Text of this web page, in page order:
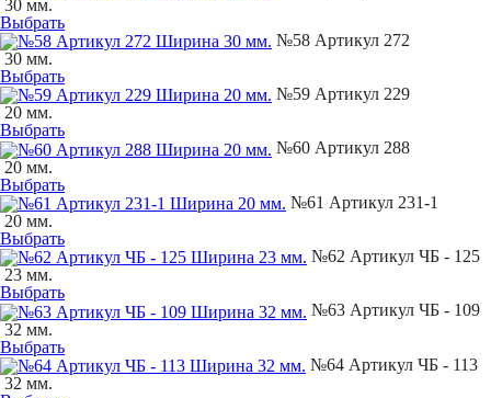
30 мм.
Выбрать
№58 Артикул 272
30 мм.
Выбрать
№59 Артикул 229
20 мм.
Выбрать
№60 Артикул 288
20 мм.
Выбрать
№61 Артикул 231-1
20 мм.
Выбрать
№62 Артикул ЧБ - 125
23 мм.
Выбрать
№63 Артикул ЧБ - 109
32 мм.
Выбрать
№64 Артикул ЧБ - 113
32 мм.